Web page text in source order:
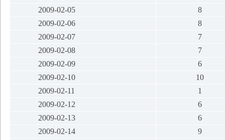
2009-02-05
8
2009-02-06
8
2009-02-07
7
2009-02-08
7
2009-02-09
6
2009-02-10
10
2009-02-11
1
2009-02-12
6
2009-02-13
6
2009-02-14
9